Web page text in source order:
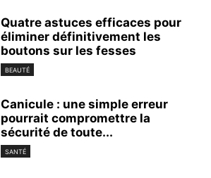
Quatre astuces efficaces pour
éliminer définitivement les
boutons sur les fesses
BEAUTÉ
Canicule : une simple erreur
pourrait compromettre la
sécurité de toute...
SANTÉ